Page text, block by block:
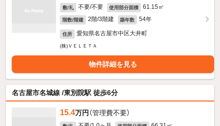
敷/礼 不要/不要 使用部分面積 61.15㎡
階数/階建 2階/3階建 築年数 54年
住所 愛知県名古屋市中区大井町
(株)ＶＥＬＥＴＡ
物件詳細を見る
名古屋市名城線 /東別院駅 徒歩6分
15.4万円 （管理費不要）